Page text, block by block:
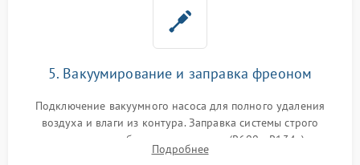
5. Вакуумирование и заправка фреоном
Подключение вакуумного насоса для полного удаления
воздуха и влаги из контура. Заправка системы строго
дозированным объемом хладагента (R600a, R134a) по
электронным весам. Контроль рабочего давления в системе.
Подробнее